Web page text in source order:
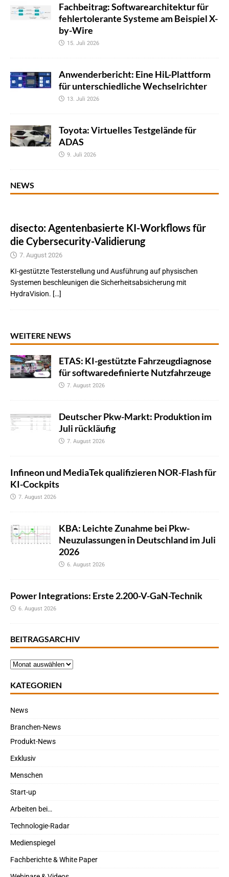
Fachbeitrag: Softwarearchitektur für
fehlertolerante Systeme am Beispiel X-
by-Wire
15. Juli 2026
Anwenderbericht: Eine HiL-Plattform
für unterschiedliche Wechselrichter
13. Juli 2026
Toyota: Virtuelles Testgelände für
ADAS
9. Juli 2026
NEWS
disecto: Agentenbasierte KI-Workflows für
die Cybersecurity-Validierung
7. August 2026
KI-gestützte Testerstellung und Ausführung auf physischen
Systemen beschleunigen die Sicherheitsabsicherung mit
HydraVision. […]
WEITERE NEWS
ETAS: KI-gestützte Fahrzeugdiagnose
für softwaredefinierte Nutzfahrzeuge
7. August 2026
Deutscher Pkw-Markt: Produktion im
Juli rückläufig
7. August 2026
Infineon und MediaTek qualifizieren NOR-Flash für
KI-Cockpits
7. August 2026
KBA: Leichte Zunahme bei Pkw-
Neuzulassungen in Deutschland im Juli
2026
6. August 2026
Power Integrations: Erste 2.200-V-GaN-Technik
6. August 2026
BEITRAGSARCHIV
KATEGORIEN
News
Branchen-News
Produkt-News
Exklusiv
Menschen
Start-up
Arbeiten bei…
Technologie-Radar
Medienspiegel
Fachberichte & White Paper